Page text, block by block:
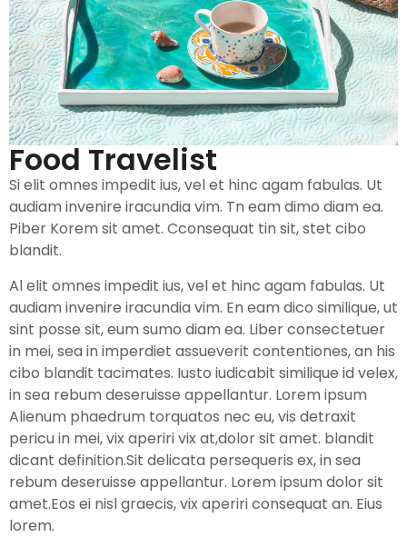
Food Travelist
Si elit omnes impedit ius, vel et hinc agam fabulas. Ut
audiam invenire iracundia vim. Tn eam dimo diam ea.
Piber Korem sit amet. Cconsequat tin sit, stet cibo
blandit.
Al elit omnes impedit ius, vel et hinc agam fabulas. Ut
audiam invenire iracundia vim. En eam dico similique, ut
sint posse sit, eum sumo diam ea. Liber consectetuer
in mei, sea in imperdiet assueverit contentiones, an his
cibo blandit tacimates. Iusto iudicabit similique id velex,
in sea rebum deseruisse appellantur. Lorem ipsum
Alienum phaedrum torquatos nec eu, vis detraxit
pericu in mei, vix aperiri vix at,dolor sit amet. blandit
dicant definition.Sit delicata persequeris ex, in sea
rebum deseruisse appellantur. Lorem ipsum dolor sit
amet.Eos ei nisl graecis, vix aperiri consequat an. Eius
lorem.